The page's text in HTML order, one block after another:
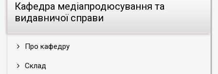
Кафедра медіапродюсування та
видавничої справи
Про кафедру
Склад